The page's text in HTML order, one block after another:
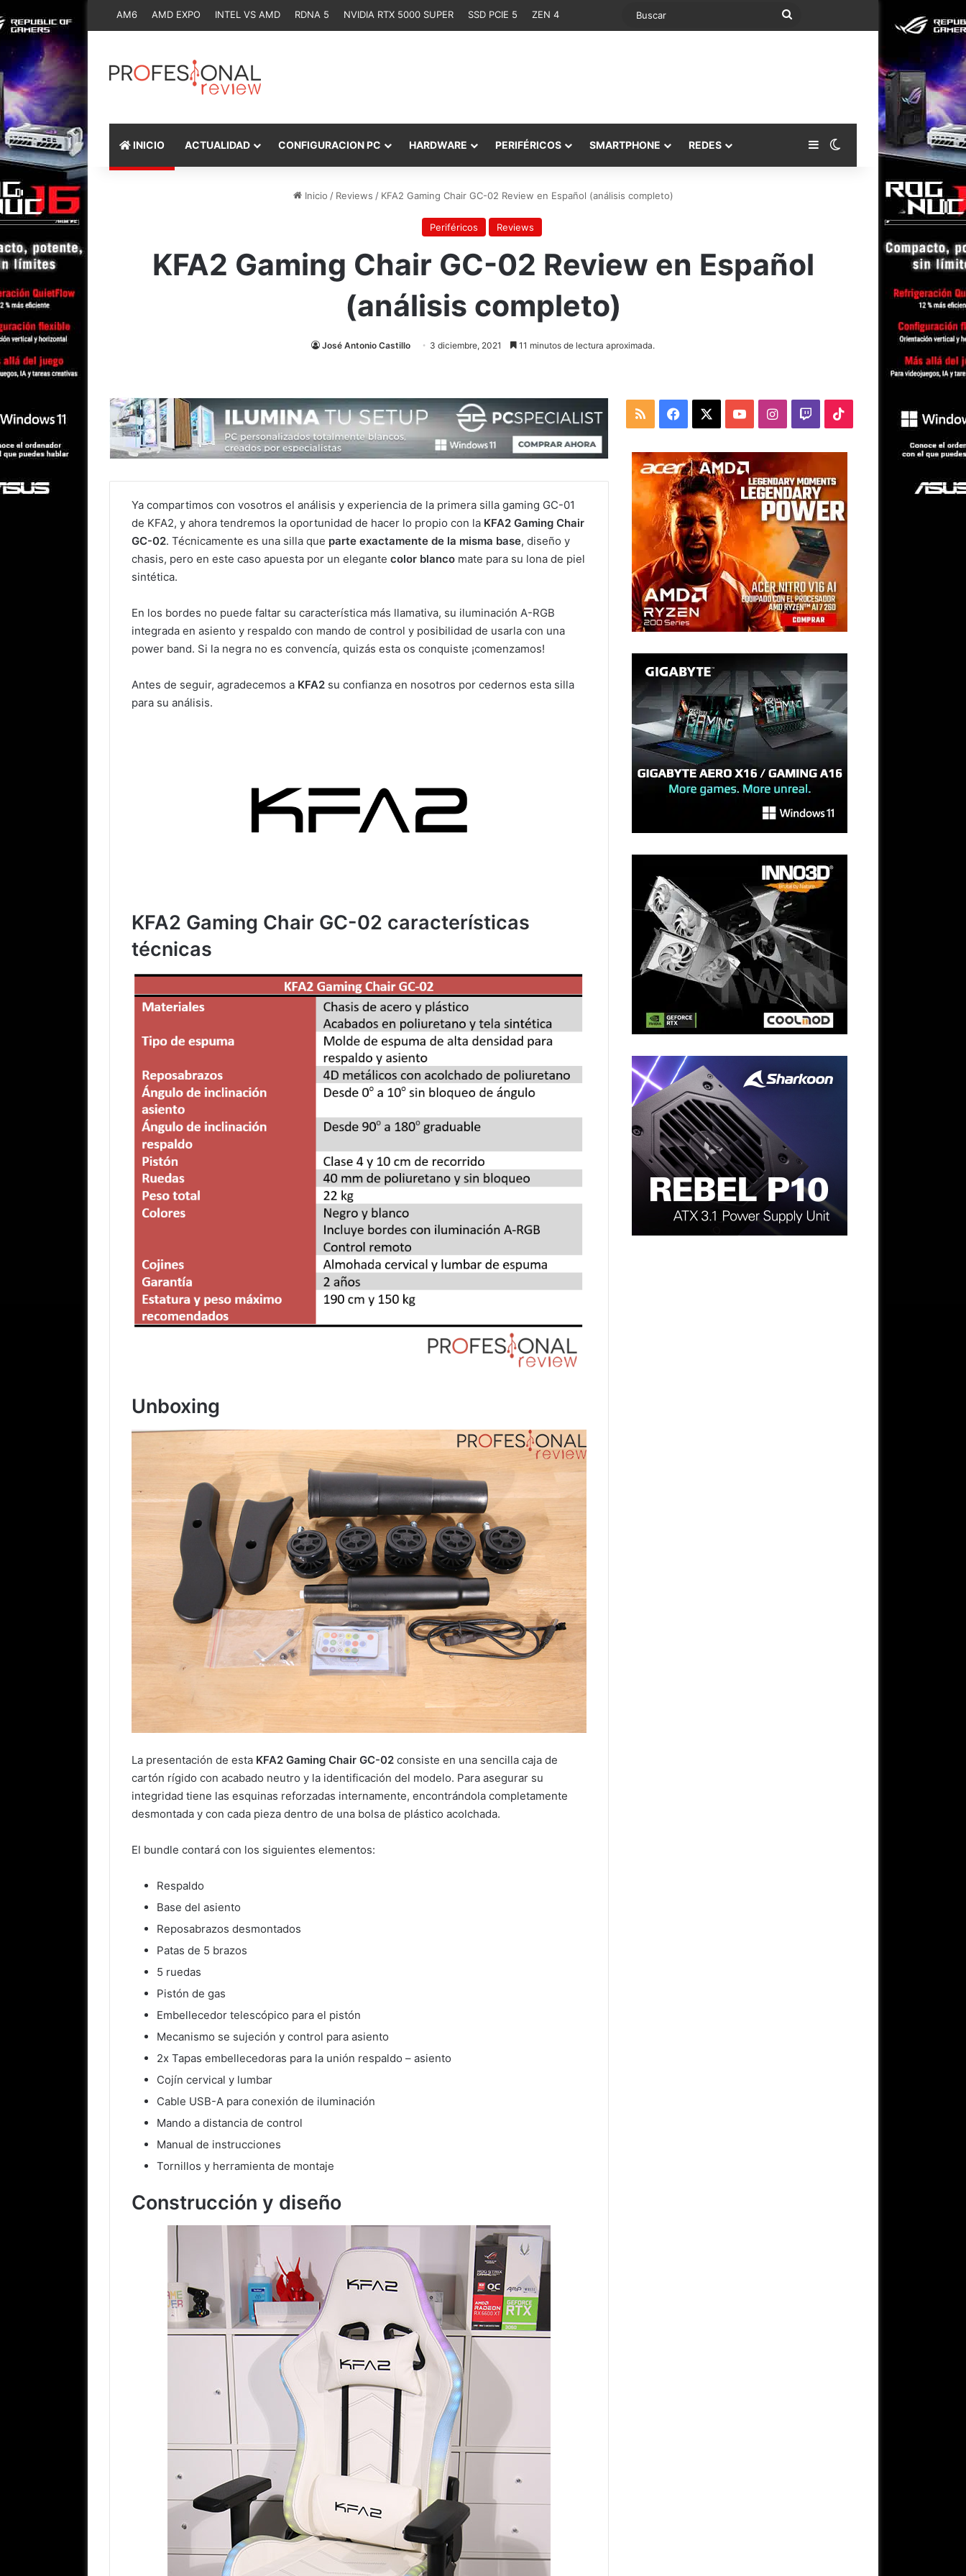
AM6 AMD EXPO INTEL VS AMD RDNA 5 NVIDIA RTX 5000 SUPER SSD PCIE 5 ZEN 4 Buscar
INICIO ACTUALIDAD CONFIGURACION PC HARDWARE PERIFÉRICOS SMARTPHONE REDES Barra lateral
Switch skin
Inicio / Reviews / KFA2 Gaming Chair GC-02 Review en Español (análisis completo)
Periféricos Reviews
KFA2 Gaming Chair GC-02 Review en Español
(análisis completo)
José Antonio Castillo 3 diciembre, 2021 11 minutos de lectura aproximada.
Ya compartimos con vosotros el análisis y experiencia de la primera silla gaming GC-01
de KFA2, y ahora tendremos la oportunidad de hacer lo propio con la KFA2 Gaming Chair
GC-02. Técnicamente es una silla que parte exactamente de la misma base, diseño y
chasis, pero en este caso apuesta por un elegante color blanco mate para su lona de piel
sintética.
En los bordes no puede faltar su característica más llamativa, su iluminación A-RGB
integrada en asiento y respaldo con mando de control y posibilidad de usarla con una
power band. Si la negra no es convencía, quizás esta os conquiste ¡comenzamos!
Antes de seguir, agradecemos a KFA2 su confianza en nosotros por cedernos esta silla
para su análisis.
KFA2 Gaming Chair GC-02 características
técnicas
Unboxing
La presentación de esta KFA2 Gaming Chair GC-02 consiste en una sencilla caja de
cartón rígido con acabado neutro y la identificación del modelo. Para asegurar su
integridad tiene las esquinas reforzadas internamente, encontrándola completamente
desmontada y con cada pieza dentro de una bolsa de plástico acolchada.
El bundle contará con los siguientes elementos:
Respaldo
Base del asiento
Reposabrazos desmontados
Patas de 5 brazos
5 ruedas
Pistón de gas
Embellecedor telescópico para el pistón
Mecanismo se sujeción y control para asiento
2x Tapas embellecedoras para la unión respaldo – asiento
Cojín cervical y lumbar
Cable USB-A para conexión de iluminación
Mando a distancia de control
Manual de instrucciones
Tornillos y herramienta de montaje
Construcción y diseño
RSS Facebook YouTubeInstagram
TwitchTikTok